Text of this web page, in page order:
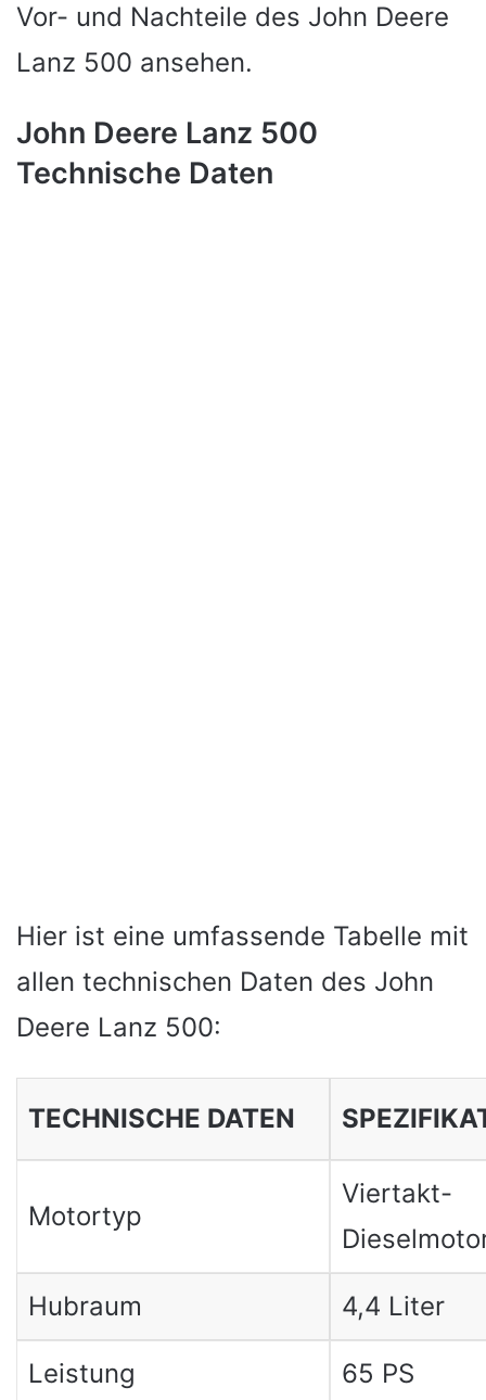
Vor- und Nachteile des John Deere
Lanz 500 ansehen.
John Deere Lanz 500
Technische Daten
Hier ist eine umfassende Tabelle mit
allen technischen Daten des John
Deere Lanz 500:
TECHNISCHE DATEN
Motortyp
Viertakt-
Hubraum 4,4 Liter
Leistung 65 PS